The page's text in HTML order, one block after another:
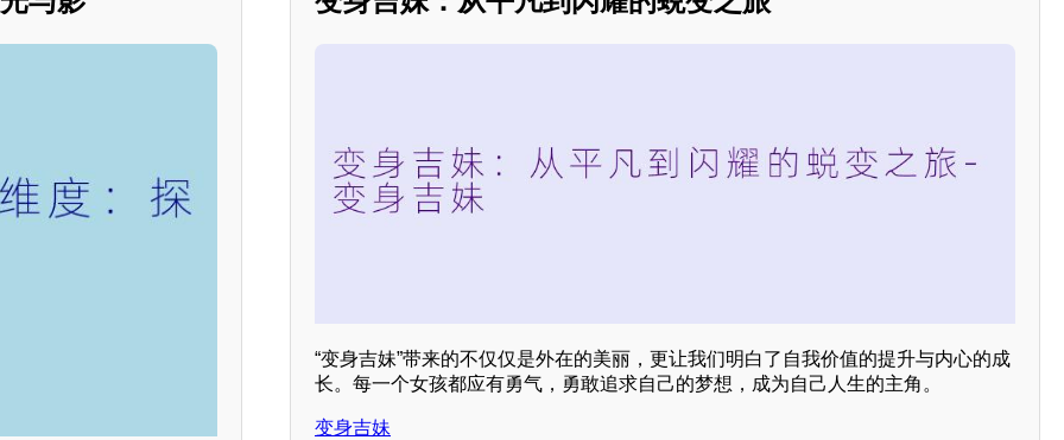
“变身吉妹”带来的不仅仅是外在的美丽，更让我们明白了自我价值的提升与内心的成
长。每一个女孩都应有勇气，勇敢追求自己的梦想，成为自己人生的主角。
变身吉妹